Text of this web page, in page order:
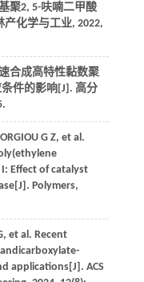
聚2, 5-呋喃二甲酸
产化学与工业, 2022,
合成高特性黏数聚
件的影响[J]. 高分
G Z, et al.
Effect of catalyst
Polymers,
, et al. Recent
applications[J]. ACS